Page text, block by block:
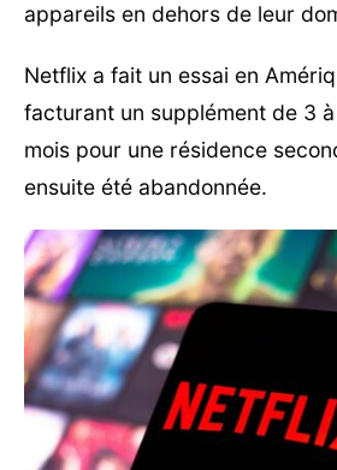
appareils en dehors de leur
Netflix a fait un essai en
facturant un supplément de 3
mois pour une résidence
ensuite été abandonnée.